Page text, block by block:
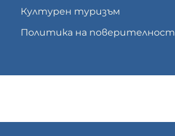
Културен туризъм
Политика на поверителност